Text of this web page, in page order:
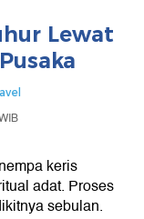
Lewat
keris
adat. Proses
sebulan.